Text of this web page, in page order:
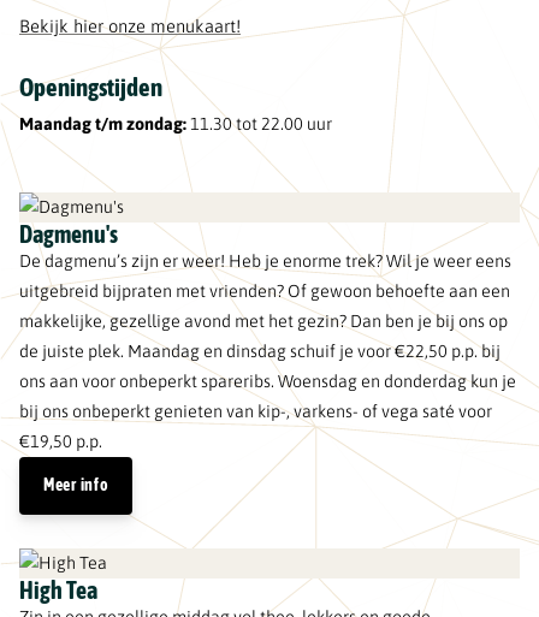
Bekijk hier onze menukaart!
Openingstijden
Maandag t/m zondag: 11.30 tot 22.00 uur
Dagmenu's
De dagmenu’s zijn er weer! Heb je enorme trek? Wil je weer eens
uitgebreid bijpraten met vrienden? Of gewoon behoefte aan een
makkelijke, gezellige avond met het gezin? Dan ben je bij ons op
de juiste plek. Maandag en dinsdag schuif je voor €22,50 p.p. bij
ons aan voor onbeperkt spareribs. Woensdag en donderdag kun je
bij ons onbeperkt genieten van kip-, varkens- of vega saté voor
€19,50 p.p.
Meer info
High Tea